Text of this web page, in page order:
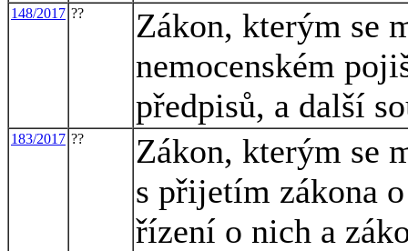
148/2017 ??
Zákon, kterým se
nemocenském
předpisů, a další
183/2017 ??
Zákon, kterým se
s přijetím zákona
řízení o nich a